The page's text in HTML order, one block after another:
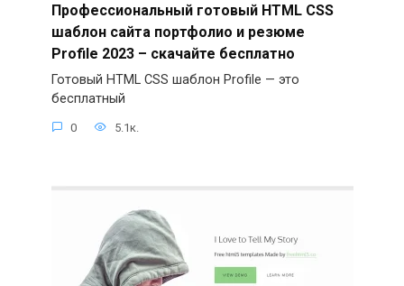
Профессиональный готовый HTML CSS
шаблон сайта портфолио и резюме
Profile 2023 – скачайте бесплатно
Готовый HTML CSS шаблон Profile — это
бесплатный
0 5.1к.